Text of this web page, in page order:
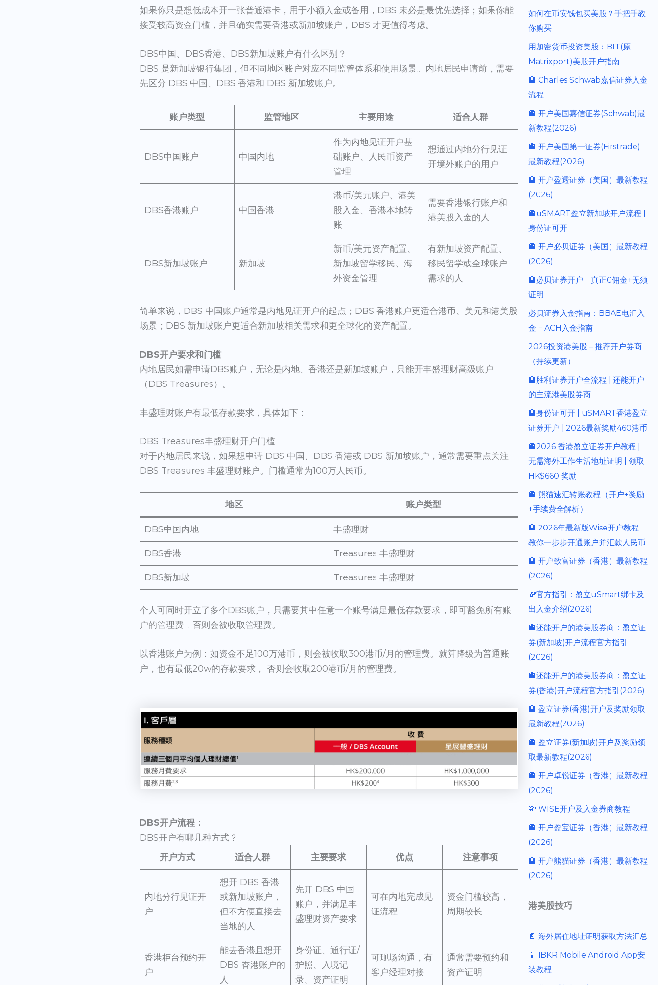
如果你只是想低成本开一张普通港卡，用于小额入金或备用，DBS 未必是最优先选择；如果你能
接受较高资金门槛，并且确实需要香港或新加坡账户，DBS 才更值得考虑。
DBS中国、DBS香港、DBS新加坡账户有什么区别？
DBS 是新加坡银行集团，但不同地区账户对应不同监管体系和使用场景。内地居民申请前，需要
先区分 DBS 中国、DBS 香港和 DBS 新加坡账户。
账户类型 监管地区 主要用途 适合人群
DBS中国账户 中国内地
作为内地见证开户基
础账户、人民币资产
管理
想通过内地分行见证
开境外账户的用户
DBS香港账户 中国香港
港币/美元账户、港美
股入金、香港本地转
账
需要香港银行账户和
港美股入金的人
DBS新加坡账户 新加坡
新币/美元资产配置、
新加坡留学移民、海
外资金管理
有新加坡资产配置、
移民留学或全球账户
需求的人
简单来说，DBS 中国账户通常是内地见证开户的起点；DBS 香港账户更适合港币、美元和港美股
场景；DBS 新加坡账户更适合新加坡相关需求和更全球化的资产配置。
DBS开户要求和门槛
内地居民如需申请DBS账户，无论是内地、香港还是新加坡账户，只能开丰盛理财高级账户
（DBS Treasures）。
丰盛理财账户有最低存款要求，具体如下：
DBS Treasures丰盛理财开户门槛
对于内地居民来说，如果想申请 DBS 中国、DBS 香港或 DBS 新加坡账户，通常需要重点关注
DBS Treasures 丰盛理财账户。门槛通常为100万人民币。
地区 账户类型
DBS中国内地 丰盛理财
DBS香港 Treasures 丰盛理财
DBS新加坡 Treasures 丰盛理财
个人可同时开立了多个DBS账户，只需要其中任意一个账号满足最低存款要求，即可豁免所有账
户的管理费，否则会被收取管理费。
以香港账户为例：如资金不足100万港币，则会被收取300港币/月的管理费。就算降级为普通账
户，也有最低20w的存款要求， 否则会收取200港币/月的管理费。
DBS开户流程：
DBS开户有哪几种方式？
开户方式
适合人群 主要要求 优点 注意事项
内地分行见证开
户
想开 DBS 香港
或新加坡账户，
但不方便直接去
当地的人
先开 DBS 中国
账户，并满足丰
盛理财资产要求
可在内地完成见
证流程
资金门槛较高，
周期较长
香港柜台预约开
户
能去香港且想开
DBS 香港账户的
人
身份证、通行证/
护照、入境记
录、资产证明
可现场沟通，有
客户经理对接
通常需要预约和
资产证明
如何在币安钱包买美股？手把手教
你购买
用加密货币投资美股：BIT(原
Matrixport)美股开户指南
🏦 Charles Schwab嘉信证券入金
流程
🏦 开户美国嘉信证券(Schwab)最
新教程(2026)
🏦 开户美国第一证券(Firstrade)
最新教程(2026)
🏦 开户盈透证券（美国）最新教程
(2026)
🏦uSMART盈立新加坡开户流程 |
身份证可开
🏦 开户必贝证券（美国）最新教程
(2026)
🏦必贝证券开户：真正0佣金+无须
证明
必贝证券入金指南：BBAE电汇入
金 + ACH入金指南
2026投资港美股 – 推荐开户券商
（持续更新）
🏦胜利证券开户全流程 | 还能开户
的主流港美股券商
🏦身份证可开 | uSMART香港盈立
证券开户 | 2026最新奖励460港币
🏦2026 香港盈立证券开户教程 |
无需海外工作生活地址证明 | 领取
HK$660 奖励
🏦 熊猫速汇转账教程（开户+奖励
+手续费全解析）
🏦 2026年最新版Wise开户教程
教你一步步开通账户并汇款人民币
🏦 开户致富证券（香港）最新教程
(2026)
💸官方指引：盈立uSmart绑卡及
出入金介绍(2026)
🏦还能开户的港美股券商：盈立证
券(新加坡)开户流程官方指引
(2026)
🏦还能开户的港美股券商：盈立证
券(香港)开户流程官方指引(2026)
🏦 盈立证券(香港)开户及奖励领取
最新教程(2026)
🏦 盈立证券(新加坡)开户及奖励领
取最新教程(2026)
🏦 开户卓锐证券（香港）最新教程
(2026)
💸 WISE开户及入金券商教程
🏦 开户盈宝证券（香港）最新教程
(2026)
🏦 开户熊猫证券（香港）最新教程
(2026)
港美股技巧
📄 海外居住地址证明获取方法汇总
📱 IBKR Mobile Android App安
装教程